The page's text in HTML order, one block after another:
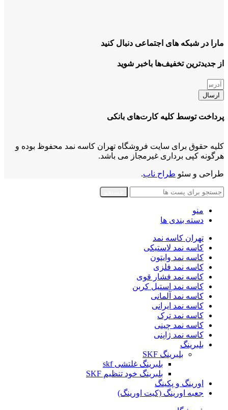
مارا در شبکه های اجتماعی دنبال کنید
از جدیدترین تخفیف‌ها باخبر شوید
ارسال
پرداخت توسط کلیه کارت‌های بانکی
کلیه حقوق برای سایت فروشگاه تهران کاسه نمد محفوظ بوده و
هرگونه کپی برداری غیرمجاز می باشد.
طراحی و سئو طراح ناب.
منو
دسته بندی ها
تهران کاسه نمد
کاسه نمد لاستیکی
کاسه نمد وایتون
کاسه نمد فلزی
کاسه نمد فشار قوی
کاسه نمد استیل کربن
کاسه نمد آلمانی
کاسه نمد ایرانی
کاسه نمد ترک
کاسه نمد چینی
کاسه نمد ژاپنی
بلبرینگ
بلبرینگ SKF
بلبرینگ غلتشی skf
بلبرینگ خود تنظیم SKF
اورینگ و پکینگ
جعبه اورینگ (کیت اورینگ)